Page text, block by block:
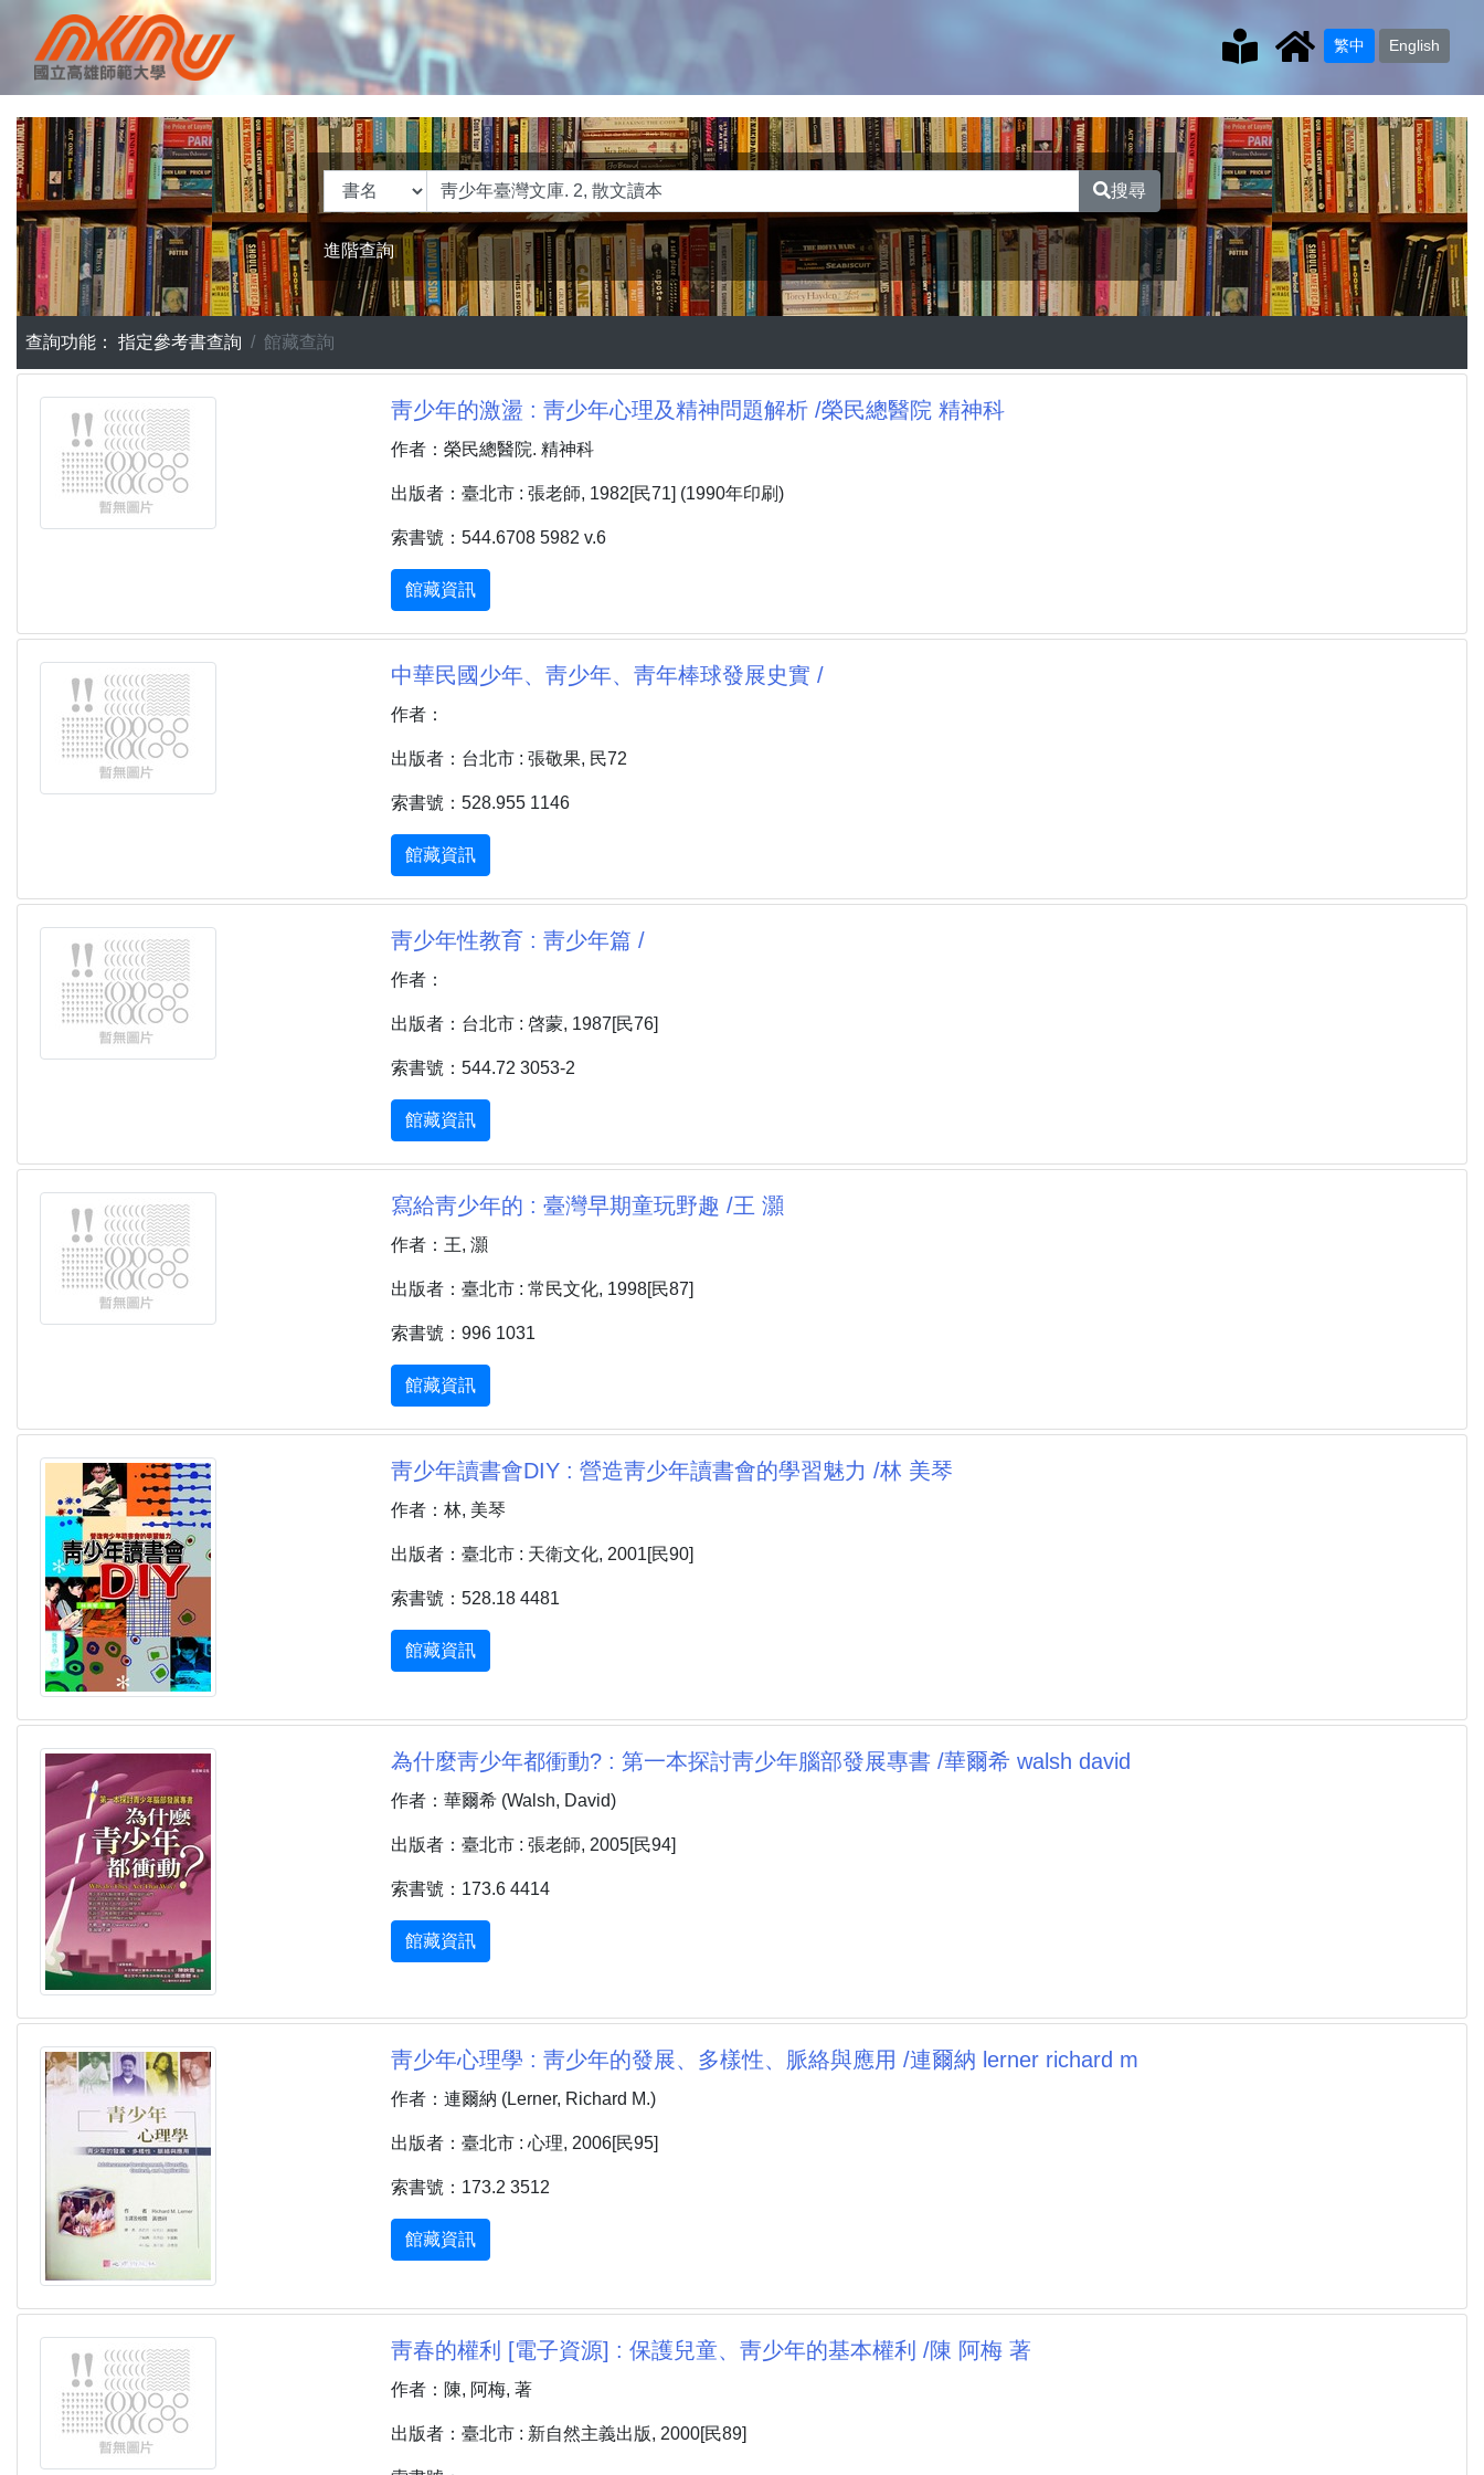
繁中 English
搜尋
進階查詢
查詢功能： 指定參考書查詢 館藏查詢
靑少年的激盪 : 靑少年心理及精神問題解析 /榮民總醫院 精神科
作者：榮民總醫院. 精神科
出版者：臺北市 : 張老師, 1982[民71] (1990年印刷)
索書號：544.6708 5982 v.6
館藏資訊
中華民國少年、靑少年、靑年棒球發展史實 /
作者：
出版者：台北市 : 張敬果, 民72
索書號：528.955 1146
館藏資訊
靑少年性教育 : 靑少年篇 /
作者：
出版者：台北市 : 啓蒙, 1987[民76]
索書號：544.72 3053-2
館藏資訊
寫給靑少年的 : 臺灣早期童玩野趣 /王 灝
作者：王, 灝
出版者：臺北市 : 常民文化, 1998[民87]
索書號：996 1031
館藏資訊
靑少年讀書會DIY : 營造靑少年讀書會的學習魅力 /林 美琴
作者：林, 美琴
出版者：臺北市 : 天衛文化, 2001[民90]
索書號：528.18 4481
館藏資訊
為什麼靑少年都衝動? : 第一本探討靑少年腦部發展專書 /華爾希 walsh david
作者：華爾希 (Walsh, David)
出版者：臺北市 : 張老師, 2005[民94]
索書號：173.6 4414
館藏資訊
靑少年心理學 : 靑少年的發展、多樣性、脈絡與應用 /連爾納 lerner richard m
作者：連爾納 (Lerner, Richard M.)
出版者：臺北市 : 心理, 2006[民95]
索書號：173.2 3512
館藏資訊
靑春的權利 [電子資源] : 保護兒童、靑少年的基本權利 /陳 阿梅 著
作者：陳, 阿梅, 著
出版者：臺北市 : 新自然主義出版, 2000[民89]